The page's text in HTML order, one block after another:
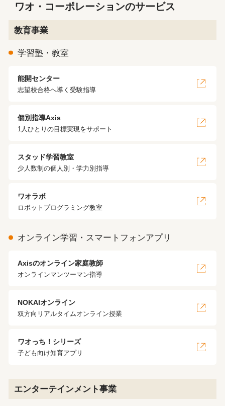
ワオ・コーポレーションのサービス
教育事業
学習塾・教室
能開センター
志望校合格へ導く受験指導
個別指導Axis
1人ひとりの目標実現をサポート
スタッド学習教室
少人数制の個人別・学力別指導
ワオラボ
ロボットプログラミング教室
オンライン学習・スマートフォンアプリ
Axisのオンライン家庭教師
オンラインマンツーマン指導
NOKAIオンライン
双方向リアルタイムオンライン授業
ワオっち！シリーズ
子ども向け知育アプリ
エンターテインメント事業